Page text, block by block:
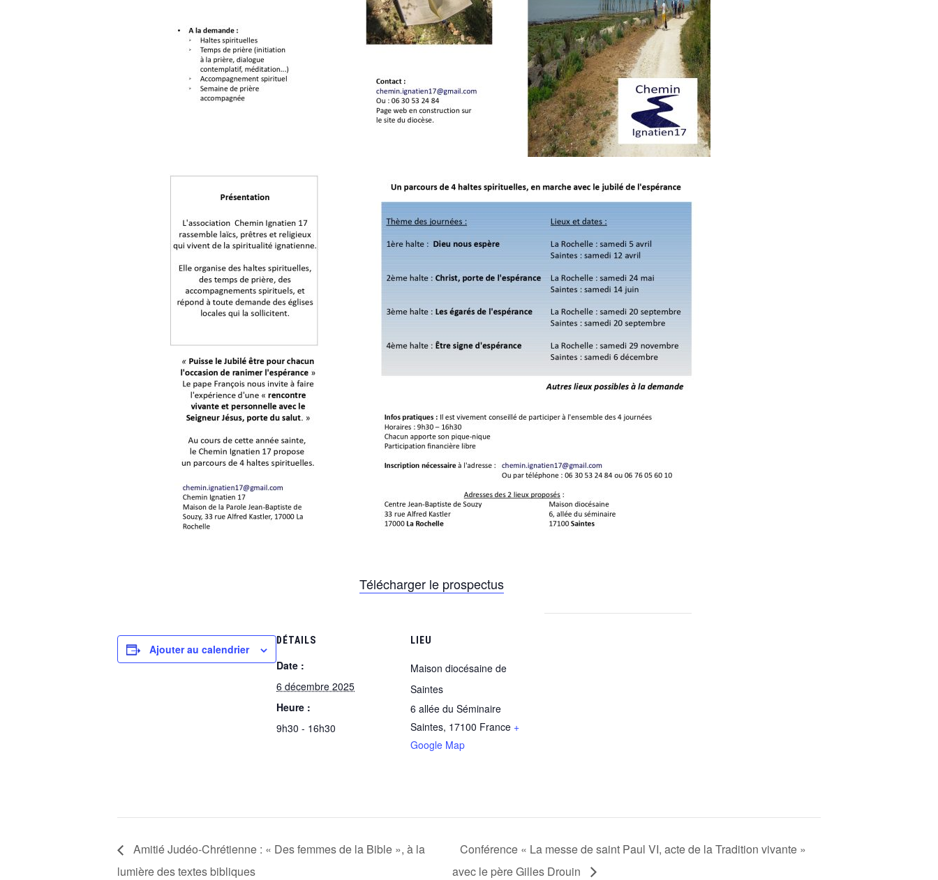
Télécharger le prospectus
Ajouter au calendrier
DÉTAILS
Date :
6 décembre 2025
Heure :
9h30 - 16h30
LIEU
Maison diocésaine de
Saintes
6 allée du Séminaire
Saintes, 17100 France +
Google Map
Amitié Judéo-Chrétienne : « Des femmes de la Bible », à la
lumière des textes bibliques
Conférence « La messe de saint Paul VI, acte de la Tradition vivante »
avec le père Gilles Drouin